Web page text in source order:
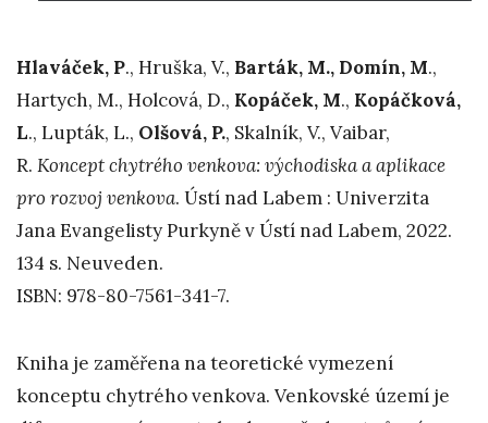
Hlaváček, P., Hruška, V., Barták, M., Domín, M.,
Hartych, M., Holcová, D., Kopáček, M., Kopáčková,
L., Lupták, L., Olšová, P., Skalník, V., Vaibar,
R. Koncept chytrého venkova: východiska a aplikace
pro rozvoj venkova. Ústí nad Labem : Univerzita
Jana Evangelisty Purkyně v Ústí nad Labem, 2022.
134 s. Neuveden.
ISBN: 978-80-7561-341-7.
Kniha je zaměřena na teoretické vymezení
konceptu chytrého venkova. Venkovské území je